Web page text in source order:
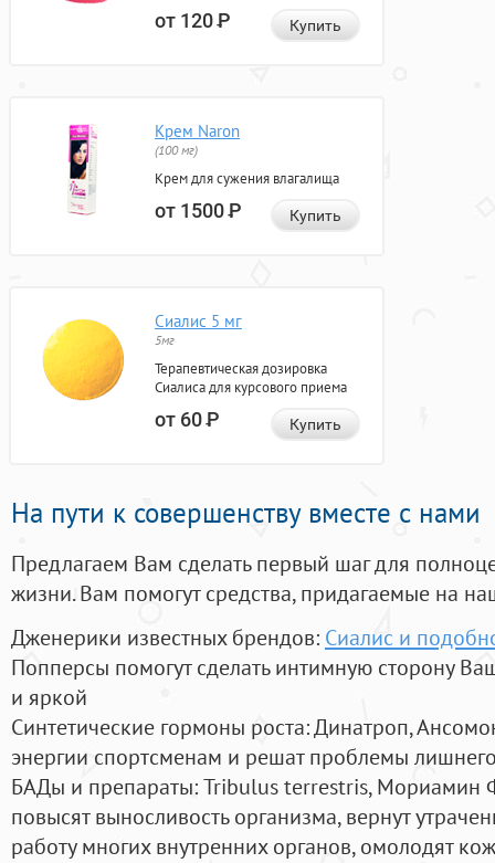
от 120Р Купить
Крем Naron
(100 мг)
Крем для сужения влагалища
от 1500Р Купить
Сиалис 5 мг
5мг
Терапевтическая дозировка
Сиалиса для курсового приема
от 60Р Купить
На пути к совершенству вместе с нами
Предлагаем Вам сделать первый шаг для
жизни. Вам помогут средства, придагаемые на
Дженерики известных брендов: Сиалис и
Попперсы помогут сделать интимную сторону
и яркой
Синтетические гормоны роста: Динатроп,
энергии спортсменам и решат проблемы
БАДы и препараты:Tribulus terrestris, Мориамин
повысят выносливость организма, вернут
работу многих внутренних органов, омолодят